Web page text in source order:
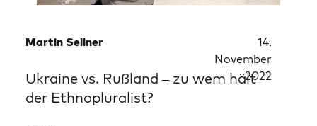
Martin Sellner
14.
November
2022
Ukraine vs. Rußland – zu wem hält
der Ethnopluralist?